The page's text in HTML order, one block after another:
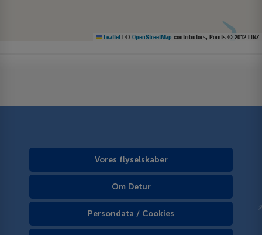
Leaflet | © OpenStreetMap contributors, Points © 2012 LINZ
Vores flyselskaber
Om Detur
Persondata / Cookies